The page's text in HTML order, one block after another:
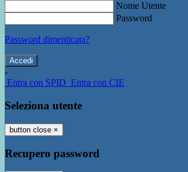
Nome Utente
Password
Password dimenticata?
-
Entra con SPID Entra con CIE
Seleziona utente
button close ×
Recupero password